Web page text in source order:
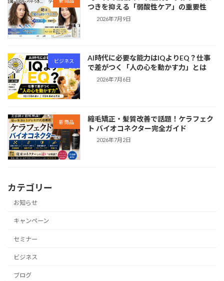
つきを抑える「弱酸性ケア」の重要性
2026年7月9日
ビジネス
AI時代に必要な能力はIQよりEQ？仕事
で差がつく「人の心を動かす力」とは
2026年7月6日
新商品
縮毛矯正・髪質改善で話題！ケラフェク
ト バイオコネクター完全ガイド
2026年7月2日
カテゴリー
お知らせ
キャンペーン
セミナー
ビジネス
ブログ